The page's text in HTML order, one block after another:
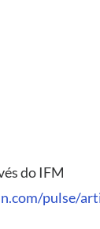
do IFM
pulse/